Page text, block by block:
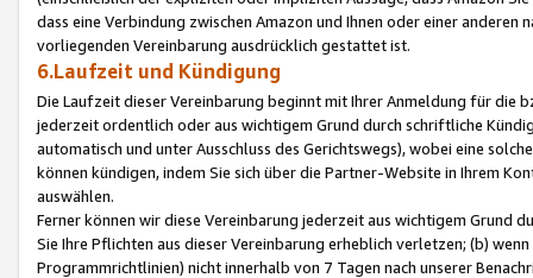
dass eine Verbindung zwischen Amazon und Ihnen oder einer
vorliegenden Vereinbarung ausdrücklich gestattet ist.
6.Laufzeit und Kündigung
Die Laufzeit dieser Vereinbarung beginnt mit Ihrer Anmeldung für die
jederzeit ordentlich oder aus wichtigem Grund durch schriftliche
automatisch und unter Ausschluss des Gerichtswegs), wobei eine
können kündigen, indem Sie sich über die Partner-Website in Ihrem
auswählen.
Ferner können wir diese Vereinbarung jederzeit aus wichtigem Grund
Sie Ihre Pflichten aus dieser Vereinbarung erheblich verletzen; (b)
Programmrichtlinien) nicht innerhalb von 7 Tagen nach unserer